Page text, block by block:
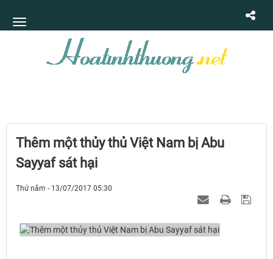
Thêm một thủy thủ Việt Nam bị Abu
Sayyaf sát hại
Thứ năm - 13/07/2017 05:30